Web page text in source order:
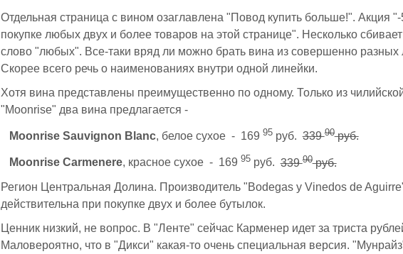
Отдельная страница с вином озаглавлена "Повод купить больше!". Акция
покупке любых двух и более товаров на этой странице". Несколько сбивает
слово "любых". Все-таки вряд ли можно брать вина из совершенно разных
Скорее всего речь о наименованиях внутри одной линейки.
Хотя вина представлены преимущественно по одному. Только из
"Moonrise" два вина предлагается -
Moonrise Sauvignon Blanc, белое сухое - 169 95руб.33990руб.
Moonrise Carmenere, красное сухое - 169 95руб.33990руб.
Регион Центральная Долина. Производитель "Bodegas y Vinedos de
действительна при покупке двух и более бутылок.
Ценник низкий, не вопрос. В "Ленте" сейчас Карменер идет за триста
Маловероятно, что в "Дикси" какая-то очень специальная версия.